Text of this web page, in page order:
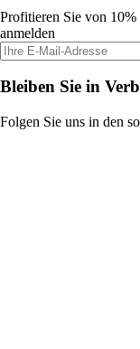
Profitieren Sie von
anmelden
Bleiben Sie in
Folgen Sie uns in den